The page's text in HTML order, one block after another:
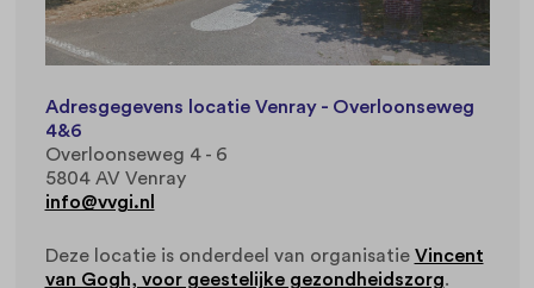
Adresgegevens locatie Venray - Overloonseweg
4&6
Overloonseweg 4 - 6
5804 AV Venray
info@vvgi.nl
Deze locatie is onderdeel van organisatie Vincent
van Gogh, voor geestelijke gezondheidszorg.